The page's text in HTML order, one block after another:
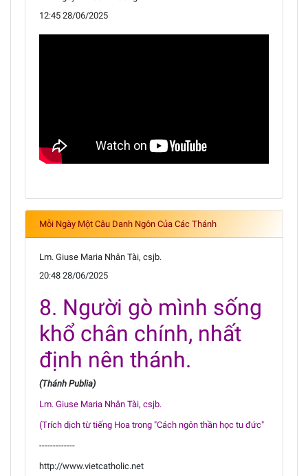
12:45 28/06/2025
Mỗi Ngày Một Câu Danh Ngôn Của Các Thánh
Lm. Giuse Maria Nhân Tài, csjb.
20:48 28/06/2025
8. Người gò mình sống
khổ chân chính, nhất
định nên thánh.
(Thánh Publia)
Lm. Giuse Maria Nhân Tài, csjb.
(Trích dịch từ tiếng Hoa trong "Cách ngôn thần học tu đức"
-------------
http://www.vietcatholic.net